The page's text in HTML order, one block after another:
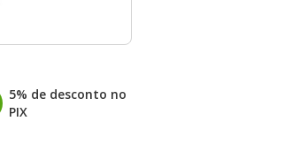
5% de desconto no
PIX